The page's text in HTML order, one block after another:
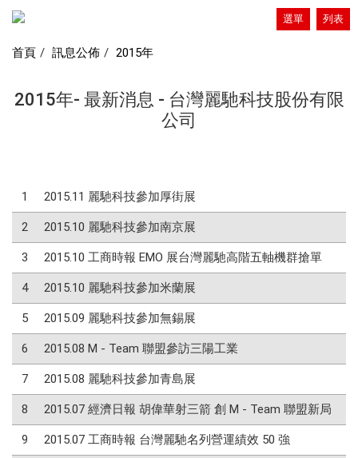
選單 列表
首頁 訊息公佈 2015年
2015年- 最新消息 - 台灣麗馳科技股份有限
公司
1 2015.11 麗馳科技參加厚街展
2 2015.10 麗馳科技參加南京展
3 2015.10 工商時報 EMO 展台灣麗馳高階五軸機群搶單
4 2015.10 麗馳科技參加米蘭展
5 2015.09 麗馳科技參加無錫展
6 2015.08 M - Team 聯盟參訪三陽工業
7 2015.08 麗馳科技參加青島展
8 2015.07 經濟日報 胡偉華射三箭 創 M - Team 聯盟新局
9 2015.07 工商時報 台灣麗馳名列營運績效 50 強